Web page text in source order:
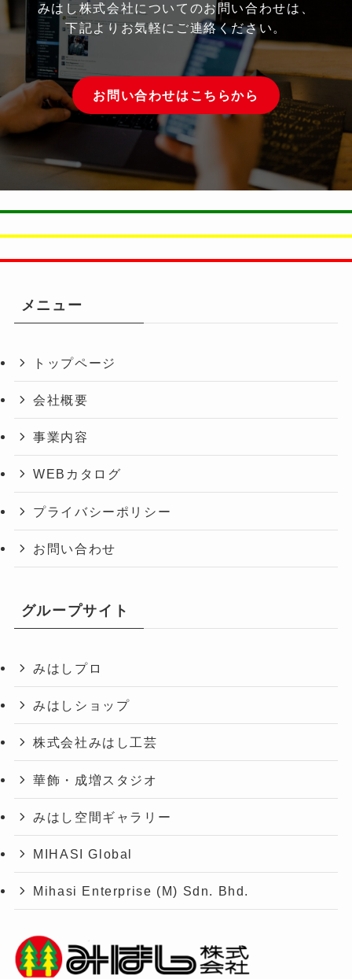
みはし株式会社についてのお問い合わせは、
下記よりお気軽にご連絡ください。
お問い合わせはこちらから
メニュー
トップページ
会社概要
事業内容
WEBカタログ
プライバシーポリシー
お問い合わせ
グループサイト
みはしプロ
みはしショップ
株式会社みはし工芸
華飾・成増スタジオ
みはし空間ギャラリー
MIHASI Global
Mihasi Enterprise (M) Sdn. Bhd.